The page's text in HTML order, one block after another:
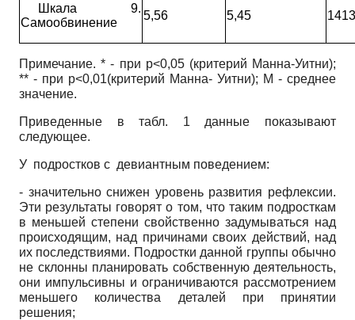
Шкала 9.
Самообвинение
5,56 5,45
Примечание. * - при р<0,05 (критерий Манна-Уитни);
** - при р<0,01(критерий Манна- Уитни); M - среднее
значение.
Приведенные в табл. 1 данные показывают
следующее.
У подростков с девиантным поведением:
- значительно снижен уровень развития рефлексии.
Эти результаты говорят о том, что таким подросткам
в меньшей степени свойственно задумываться над
происходящим, над причинами своих действий, над
их последствиями. Подростки данной группы обычно
не склонны планировать собственную деятельность,
они импульсивны и ограничиваются рассмотрением
меньшего количества деталей при принятии
решения;